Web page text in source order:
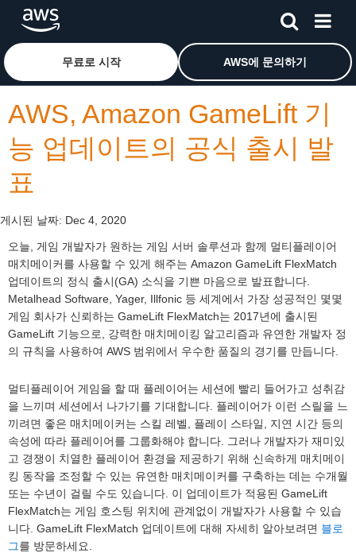
메인 콘텐츠로 건너뛰기Amazon Web Services 홈 페이지로 돌아가려면 여기를 클
무료로 시작 AWS에 문의하기
AWS, Amazon GameLift 기
능 업데이트의 공식 출시 발
표
게시된 날짜: Dec 4, 2020
오늘, 게임 개발자가 원하는 게임 서버 솔루션과 함께 멀티플레이어
매치메이커를 사용할 수 있게 해주는 Amazon GameLift FlexMatch
업데이트의 정식 출시(GA) 소식을 기쁜 마음으로 발표합니다.
Metalhead Software, Yager, Illfonic 등 세계에서 가장 성공적인 몇몇
게임 회사가 신뢰하는 GameLift FlexMatch는 2017년에 출시된
GameLift 기능으로, 강력한 매치메이킹 알고리즘과 유연한 개발자 정
의 규칙을 사용하여 AWS 범위에서 우수한 품질의 경기를 만듭니다.
멀티플레이어 게임을 할 때 플레이어는 세션에 빨리 들어가고 성취감
을 느끼며 세션에서 나가기를 기대합니다. 플레이어가 이런 스릴을 느
끼려면 좋은 매치메이커는 스킬 레벨, 플레이 스타일, 지연 시간 등의
속성에 따라 플레이어를 그룹화해야 합니다. 그러나 개발자가 재미있
고 경쟁이 치열한 플레이어 환경을 제공하기 위해 신속하게 매치메이
킹 동작을 조정할 수 있는 유연한 매치메이커를 구축하는 데는 수개월
또는 수년이 걸릴 수도 있습니다. 이 업데이트가 적용된 GameLift
FlexMatch는 게임 호스팅 위치에 관계없이 개발자가 사용할 수 있습
니다. GameLift FlexMatch 업데이트에 대해 자세히 알아보려면 블로
그를 방문하세요.